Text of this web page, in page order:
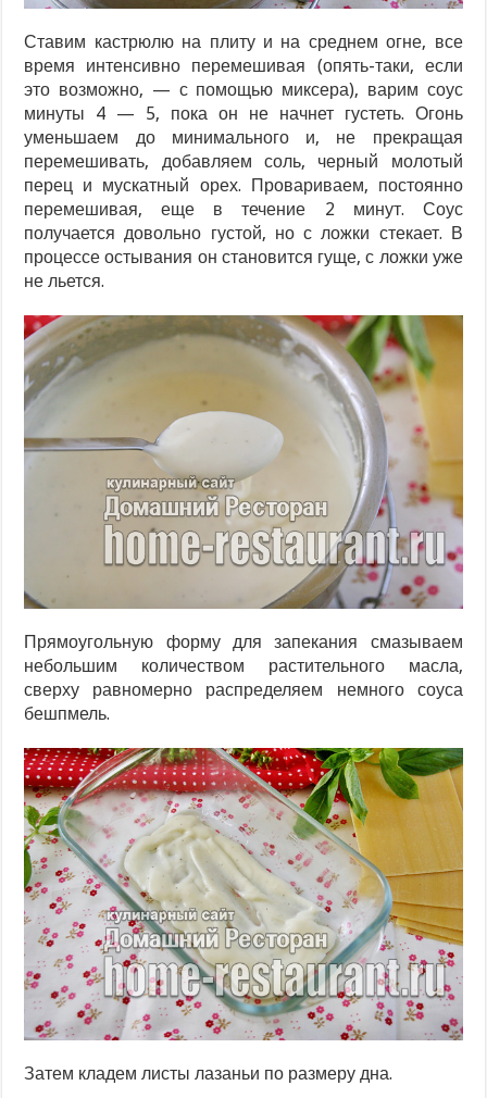
Ставим кастрюлю на плиту и на среднем огне, все
время интенсивно перемешивая (опять-таки, если
это возможно, — с помощью миксера), варим соус
минуты 4 — 5, пока он не начнет густеть. Огонь
уменьшаем до минимального и, не прекращая
перемешивать, добавляем соль, черный молотый
перец и мускатный орех. Провариваем, постоянно
перемешивая, еще в течение 2 минут. Соус
получается довольно густой, но с ложки стекает. В
процессе остывания он становится гуще, с ложки уже
не льется.
Прямоугольную форму для запекания смазываем
небольшим количеством растительного масла,
сверху равномерно распределяем немного соуса
бешпмель.
Затем кладем листы лазаньи по размеру дна.